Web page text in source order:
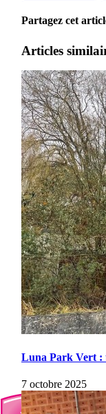
Partagez cet
Articles
Luna Park Vert :
7 octobre 2025